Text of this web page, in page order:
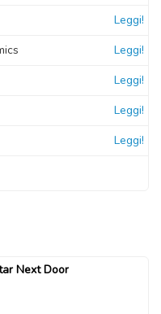
Leggi!
Leggi!
Leggi!
Leggi!
Leggi!
Next Door